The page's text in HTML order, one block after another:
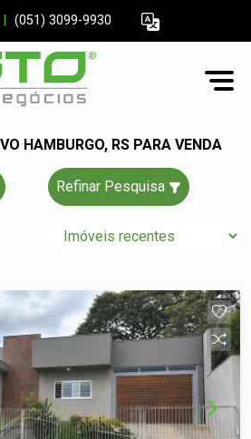
(051) 3099-9930
HAMBURGO, RS PARA VENDA
Refinar Pesquisa